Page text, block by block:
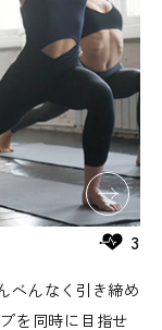
3
べんなく引き締め
を同時に目指せ